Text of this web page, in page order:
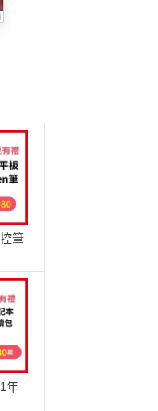
筆
年